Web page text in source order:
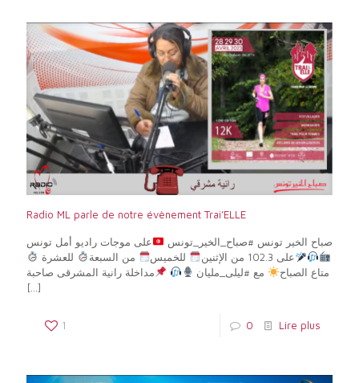
Radio ML parle de notre évènement Trai’ELLE
صباح الخير تونس #صباح_الخير_تونس
على موجات راديو أمل تونس
على 102.3 من الإثنين
للخميس من السبعة
للعشرة
متاع الصباح
مع #ليلى_مليان
مداخلة رانية المشرقى صاحبة
[…]
1 0 Lire plus